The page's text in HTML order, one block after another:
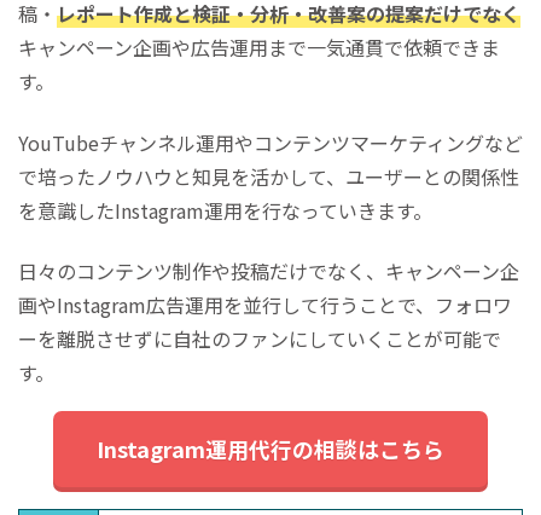
稿・ レポート作成と検証・分析・改善案の提案だけでなく
キャンペーン企画や広告運用まで一気通貫で依頼できま
す。
YouTubeチャンネル運用やコンテンツマーケティングなど
で培ったノウハウと知見を活かして、ユーザーとの関係性
を意識したInstagram運用を行なっていきます。
日々のコンテンツ制作や投稿だけでなく、キャンペーン企
画やInstagram広告運用を並行して行うことで、フォロワ
ーを離脱させずに自社のファンにしていくことが可能で
す。
Instagram運用代行の相談はこちら